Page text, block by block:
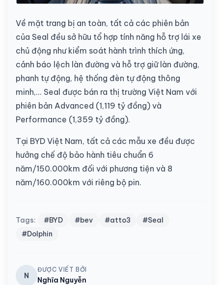
Về mặt trang bị an toàn, tất cả các phiên bản
của Seal đều sở hữu tổ hợp tính năng hỗ trợ lái xe
chủ động như kiểm soát hành trình thích ứng,
cảnh báo lệch làn đường và hỗ trợ giữ làn đường,
phanh tự động, hệ thống đèn tự động thông
minh,... Seal được bán ra thị trường Việt Nam với
phiên bản Advanced (1,119 tỷ đồng) và
Performance (1,359 tỷ đồng).
Tại BYD Việt Nam, tất cả các mẫu xe đều được
hưởng chế độ bảo hành tiêu chuẩn 6
năm/150.000km đối với phương tiện và 8
năm/160.000km với riêng bộ pin.
Tags: #BYD #bev #atto3
#Seal
#Dolphin
N
ĐƯỢC VIẾT BỞI
Nghĩa Nguyễn